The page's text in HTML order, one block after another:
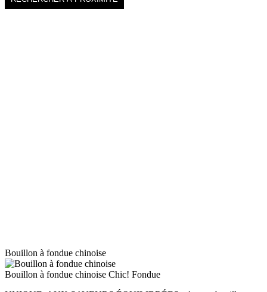
Bouillon à fondue chinoise
Bouillon à fondue chinoise Chic! Fondue